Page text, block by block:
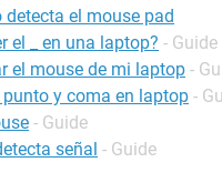
el mouse pad
el _ en una laptop? - Guide
el mouse de mi laptop -
punto y coma en laptop -
- Guide
señal - Guide